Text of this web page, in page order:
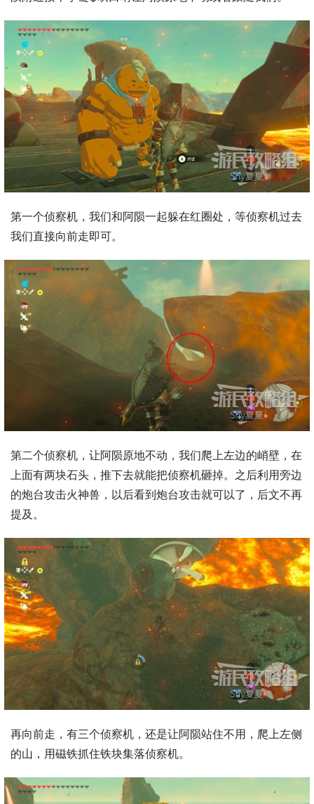
第一个侦察机，我们和阿陨一起躲在红圈处，等侦察机过去
我们直接向前走即可。
第二个侦察机，让阿陨原地不动，我们爬上左边的峭壁，在
上面有两块石头，推下去就能把侦察机砸掉。之后利用旁边
的炮台攻击火神兽，以后看到炮台攻击就可以了，后文不再
提及。
再向前走，有三个侦察机，还是让阿陨站住不用，爬上左侧
的山，用磁铁抓住铁块集落侦察机。